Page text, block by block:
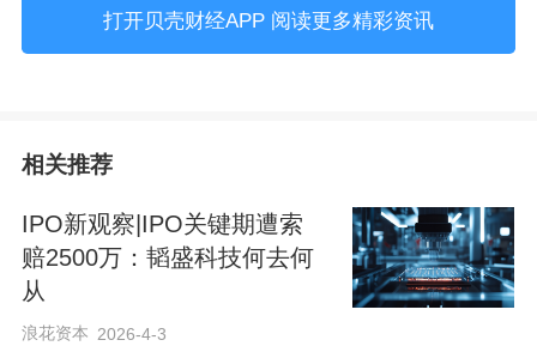
打开贝壳财经APP 阅读更多精彩资讯
相关推荐
IPO新观察|IPO关键期遭索
赔2500万：韬盛科技何去何
从
浪花资本 2026-4-3